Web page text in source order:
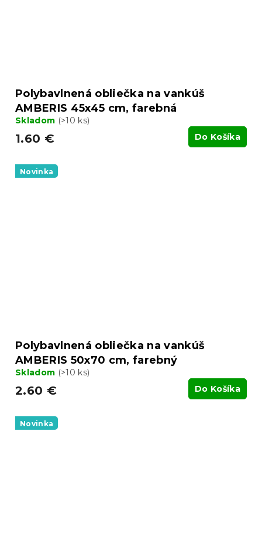
Polybavlnená obliečka na vankúš
AMBERIS 45x45 cm, farebná
Skladom (>10 ks)
1.60 € Do Košíka
Novinka
Polybavlnená obliečka na vankúš
AMBERIS 50x70 cm, farebný
Skladom (>10 ks)
2.60 € Do Košíka
Novinka